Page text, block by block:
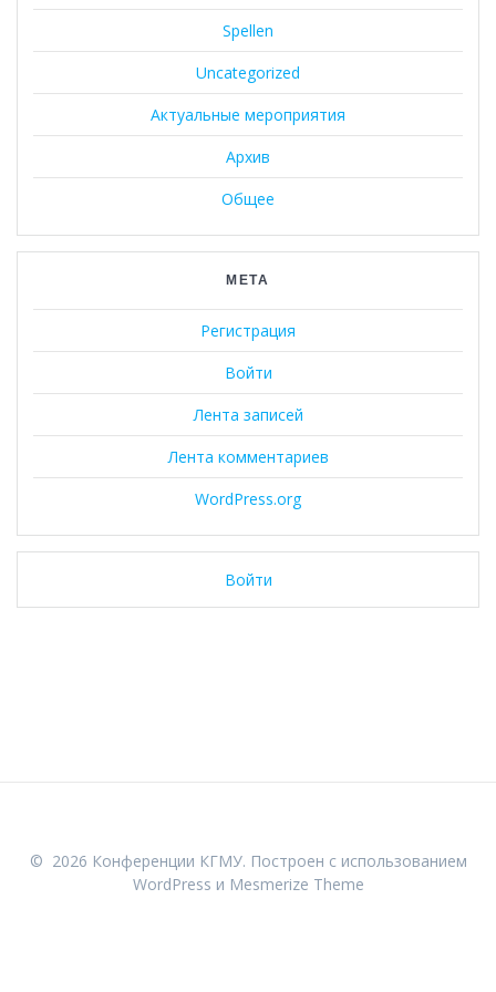
Spellen
Uncategorized
Актуальные мероприятия
Архив
Общее
МЕТА
Регистрация
Войти
Лента записей
Лента комментариев
WordPress.org
Войти
© 2026 Конференции КГМУ. Построен с использованием
WordPress и Mesmerize Theme